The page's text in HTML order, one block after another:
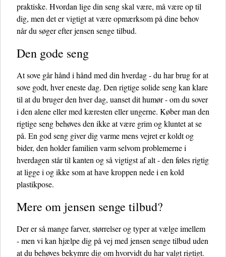
praktiske. Hvordan lige din seng skal være, må være op til
dig, men det er vigtigt at være opmærksom på dine behov
når du søger efter jensen senge tilbud.
Den gode seng
At sove går hånd i hånd med din hverdag - du har brug for at
sove godt, hver eneste dag. Den rigtige solide seng kan klare
til at du bruger den hver dag, uanset dit humør - om du sover
i den alene eller med kæresten eller ungerne. Køber man den
rigtige seng behøves den ikke at være grim og kluntet at se
på. En god seng giver dig varme mens vejret er koldt og
bider, den holder familien varm selvom problemerne i
hverdagen står til kanten og så vigtigst af alt - den føles rigtig
at ligge i og ikke som at have kroppen nede i en kold
plastikpose.
Mere om jensen senge tilbud?
Der er så mange farver, størrelser og typer at vælge imellem
- men vi kan hjælpe dig på vej med jensen senge tilbud uden
at du behøves bekymre dig om hvorvidt du har valgt rigtigt.